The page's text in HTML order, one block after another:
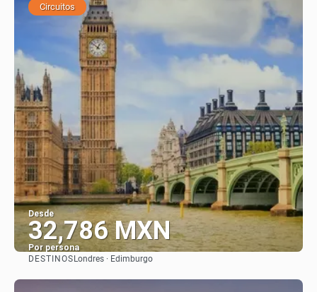
Circuitos
Desde
32,786 MXN
Por persona
DESTINOS Londres · Edimburgo